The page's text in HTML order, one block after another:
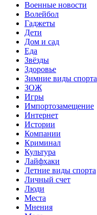
Военные новости
Волейбол
Гаджеты
Дети
Дом и сад
Еда
Звёзды
Здоровье
Зимние виды спорта
ЗОЖ
Игры
Импортозамещение
Интернет
Истории
Компании
Криминал
Культура
Лайфхаки
Летние виды спорта
Личный счет
Люди
Места
Мнения